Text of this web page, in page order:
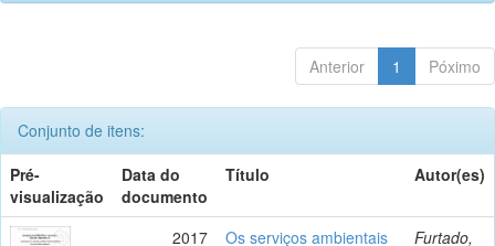
Anterior 1 Póximo
Conjunto de itens:
Pré-
visualização
Data do
documento
Título Autor(es)
2017
Os serviços ambientais
Furtado,